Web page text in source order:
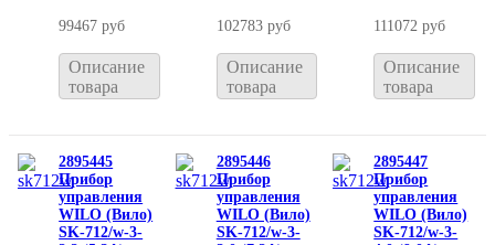
99467 руб
Описание
товара
102783 руб
Описание
товара
111072 руб
Описание
товара
2895445
Прибор
управления
WILO (Вило)
SK-712/w-3-
2895446
Прибор
управления
WILO (Вило)
SK-712/w-3-
2895447
Прибор
управления
WILO (Вило)
SK-712/w-3-